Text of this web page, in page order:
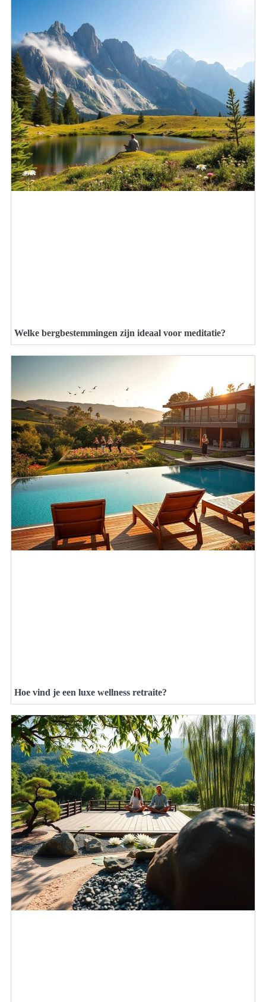
Welke bergbestemmingen zijn ideaal voor meditatie?
Hoe vind je een luxe wellness retraite?